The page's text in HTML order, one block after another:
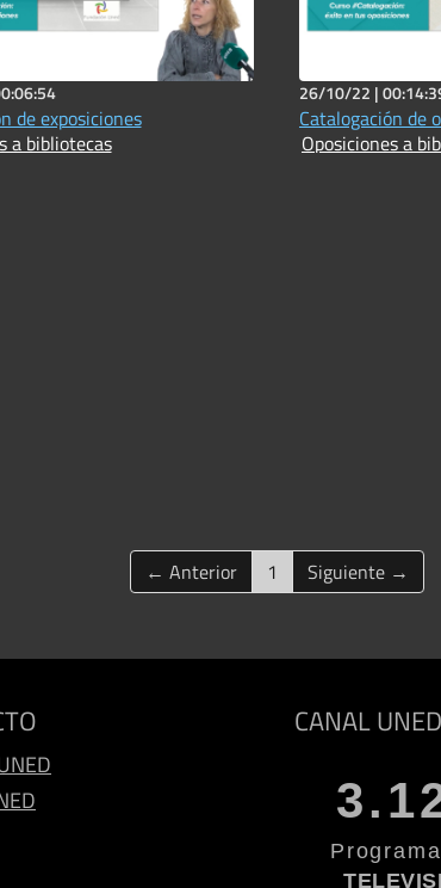
de exposiciones
a bibliotecas
26/10/22 |
Catalogación de
Oposiciones a
← Anterior 1 (current)
Siguiente →
CANAL